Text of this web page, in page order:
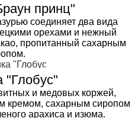
принц"
соединяет два вида
орехами и нежный
пропитанный сахарным
"Глобус"
и медовых коржей,
кремом, сахарным сиропом
арахиса и изюма.